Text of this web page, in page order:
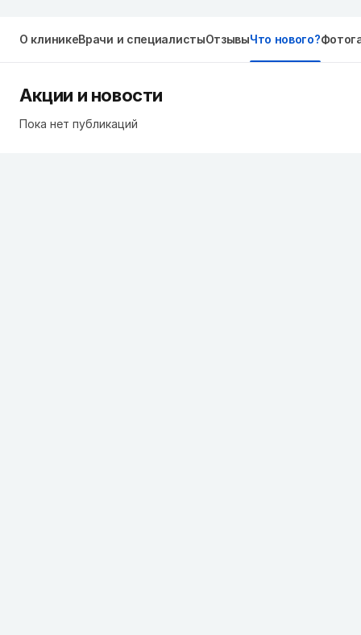
О клиникеВрачи и специалистыОтзывыЧто нового?
Акции и новости
Пока нет публикаций